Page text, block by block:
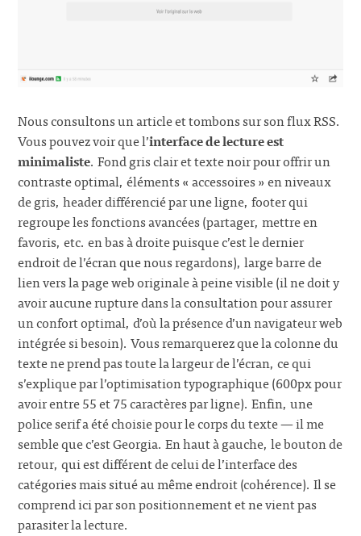
Nous consultons un article et tombons sur son flux RSS.
Vous pouvez voir que l’interface de lecture est
minimaliste. Fond gris clair et texte noir pour offrir un
contraste optimal, éléments « accessoires » en niveaux
de gris, header différencié par une ligne, footer qui
regroupe les fonctions avancées (partager, mettre en
favoris, etc. en bas à droite puisque c’est le dernier
endroit de l’écran que nous regardons), large barre de
lien vers la page web originale à peine visible (il ne doit y
avoir aucune rupture dans la consultation pour assurer
un confort optimal, d’où la présence d’un navigateur web
intégrée si besoin). Vous remarquerez que la colonne du
texte ne prend pas toute la largeur de l’écran, ce qui
s’explique par l’optimisation typographique (600px pour
avoir entre 55 et 75 caractères par ligne). Enfin, une
police serif a été choisie pour le corps du texte — il me
semble que c’est Georgia. En haut à gauche, le bouton de
retour, qui est différent de celui de l’interface des
catégories mais situé au même endroit (cohérence). Il se
comprend ici par son positionnement et ne vient pas
parasiter la lecture.